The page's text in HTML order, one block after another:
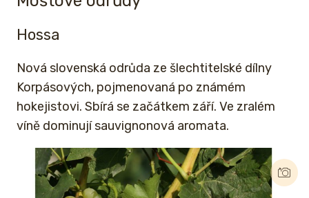
Hossa
Nová slovenská odrůda ze šlechtitelské dílny
Korpásových, pojmenovaná po známém
hokejistovi. Sbírá se začátkem září. Ve zralém
víně dominují sauvignonová aromata.